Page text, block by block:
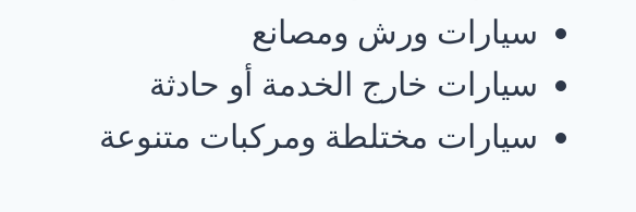
سيارات ورش ومصانع
سيارات خارج الخدمة أو حادثة
سيارات مختلطة ومركبات متنوعة